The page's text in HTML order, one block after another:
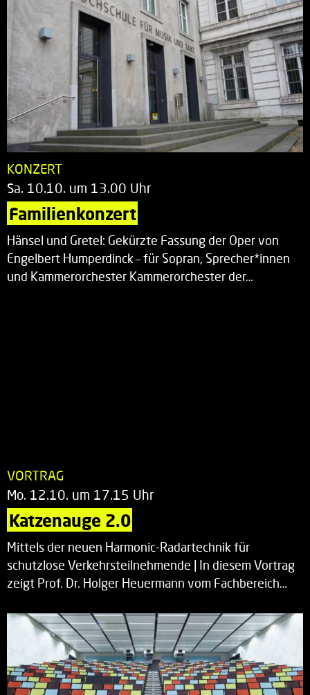
KONZERT
Sa. 10.10. um 13.00 Uhr
Familienkonzert
Hänsel und Gretel: Gekürzte Fassung der Oper von
Engelbert Humperdinck – für Sopran, Sprecher*innen
und Kammerorchester Kammerorchester der…
VORTRAG
Mo. 12.10. um 17.15 Uhr
Katzenauge 2.0
Mittels der neuen Harmonic-Radartechnik für
schutzlose Verkehrsteilnehmende | In diesem Vortrag
zeigt Prof. Dr. Holger Heuermann vom Fachbereich…